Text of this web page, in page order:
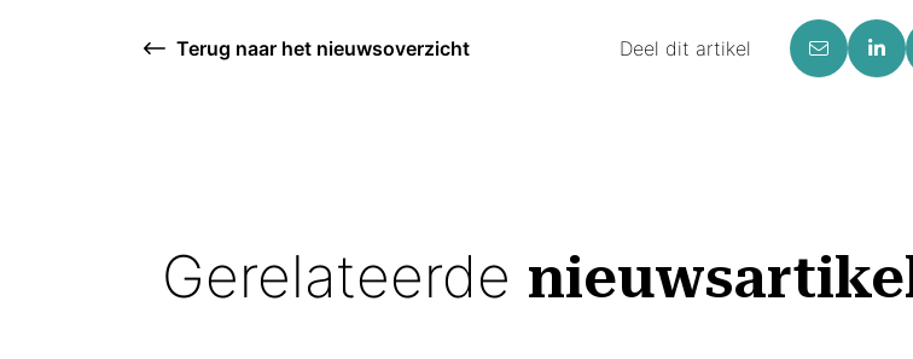
Terug naar het nieuwsoverzicht Deel dit artikel
Gerelateerde